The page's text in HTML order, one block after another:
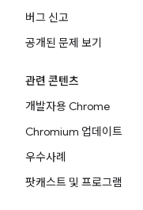
버그 신고
공개된 문제 보기
관련 콘텐츠
개발자용 Chrome
Chromium 업데이트
우수사례
팟캐스트 및 프로그램